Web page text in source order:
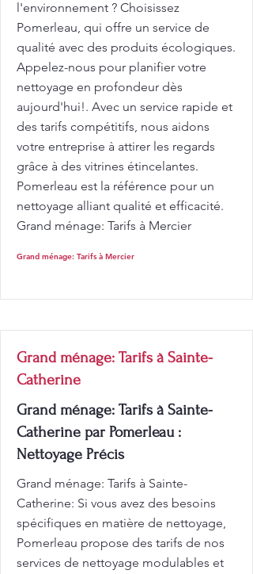
l'environnement ? Choisissez
Pomerleau, qui offre un service de
qualité avec des produits écologiques.
Appelez-nous pour planifier votre
nettoyage en profondeur dès
aujourd'hui!. Avec un service rapide et
des tarifs compétitifs, nous aidons
votre entreprise à attirer les regards
grâce à des vitrines étincelantes.
Pomerleau est la référence pour un
nettoyage alliant qualité et efficacité.
Grand ménage: Tarifs à Mercier
Grand ménage: Tarifs à Mercier
Grand ménage: Tarifs à Sainte-
Catherine
Grand ménage: Tarifs à Sainte-
Catherine par Pomerleau :
Nettoyage Précis
Grand ménage: Tarifs à Sainte-
Catherine: Si vous avez des besoins
spécifiques en matière de nettoyage,
Pomerleau propose des tarifs de nos
services de nettoyage modulables et